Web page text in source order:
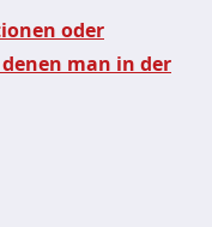
oder
man in der